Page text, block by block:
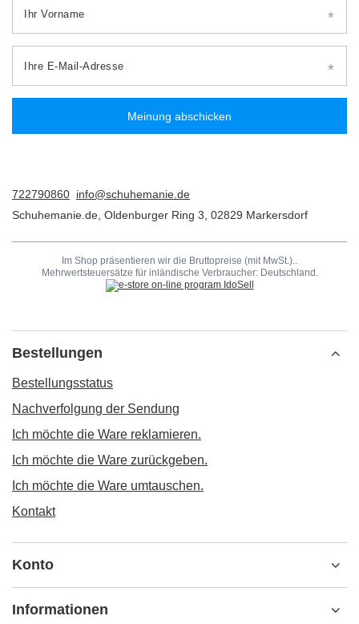
Ihr Vorname
Ihre E-Mail-Adresse
Meinung abschicken
722790860 info@schuhemanie.de
Schuhemanie.de Oldenburger Ring 3 02829 Markersdorf
Im Shop präsentieren wir die Bruttopreise (mit MwSt.)..
Mehrwertsteuersätze für inländische Verbraucher: Deutschland .
Bestellungen
Bestellungsstatus
Nachverfolgung der Sendung
Ich möchte die Ware reklamieren.
Ich möchte die Ware zurückgeben.
Ich möchte die Ware umtauschen.
Kontakt
Konto
Informationen